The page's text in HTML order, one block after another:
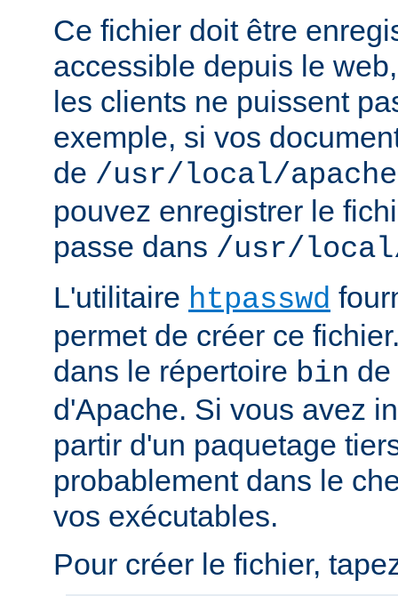
Ce fichier doit être
accessible depuis le
les clients ne puissent
exemple, si vos
de /usr/local/
pouvez enregistrer le
passe dans /usr/local/
L'utilitaire htpasswd
permet de créer ce
dans le répertoire bin
d'Apache. Si vous avez
partir d'un paquetage
probablement dans le
vos exécutables.
Pour créer le fichier,